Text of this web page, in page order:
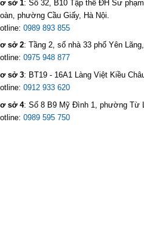
sở 1: Số 32, B10 Tập thể ĐH Sư
phường Cầu Giấy, Hà Nội.
0989 893 855
sở 2: Tầng 2, số nhà 33 phố Yên
0975 948 877
sở 3: BT19 - 16A1 Làng Việt Kiều
0912 933 620
sở 4: Số 8 B9 Mỹ Đình 1, phường Từ
0989 595 750